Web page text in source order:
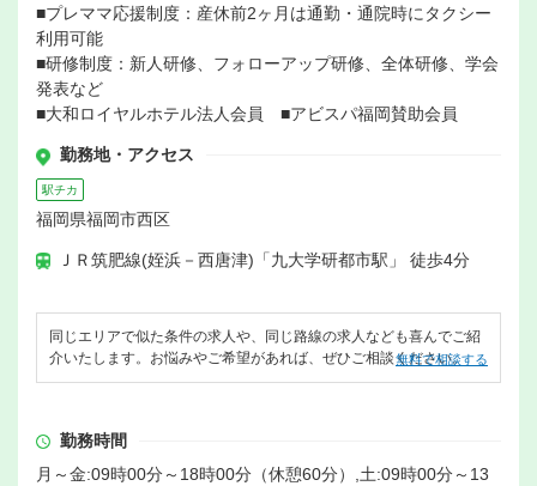
■プレママ応援制度：産休前2ヶ月は通勤・通院時にタクシー
利用可能
■研修制度：新人研修、フォローアップ研修、全体研修、学会
発表など
■大和ロイヤルホテル法人会員 ■アビスパ福岡賛助会員
勤務地・アクセス
駅チカ
福岡県福岡市西区
ＪＲ筑肥線(姪浜－西唐津)「九大学研都市駅」 徒歩4分
同じエリアで似た条件の求人や、同じ路線の求人なども喜んでご紹
介いたします。お悩みやご希望があれば、ぜひご相談ください。
無料で相談する
勤務時間
月～金:09時00分～18時00分（休憩60分）,土:09時00分～13